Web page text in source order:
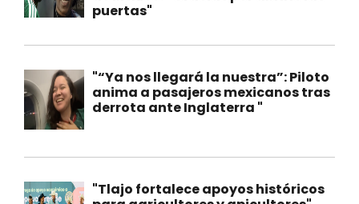
puertas"
"“Ya nos llegará la nuestra”: Piloto
anima a pasajeros mexicanos tras
derrota ante Inglaterra "
"Tlajo fortalece apoyos históricos